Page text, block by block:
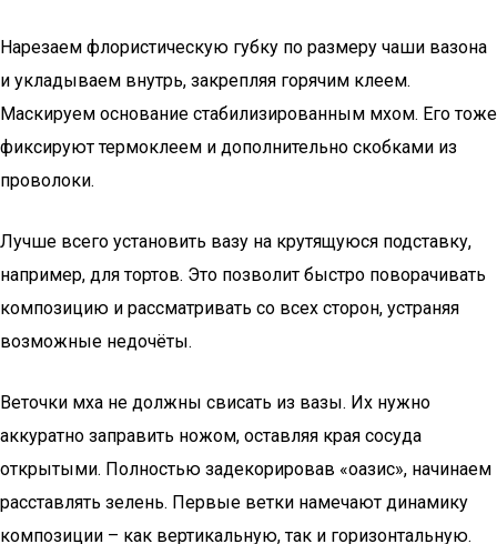
Нарезаем флористическую губку по размеру чаши вазона
и укладываем внутрь, закрепляя горячим клеем.
Маскируем основание стабилизированным мхом. Его тоже
фиксируют термоклеем и дополнительно скобками из
проволоки.
Лучше всего установить вазу на крутящуюся подставку,
например, для тортов. Это позволит быстро поворачивать
композицию и рассматривать со всех сторон, устраняя
возможные недочёты.
Веточки мха не должны свисать из вазы. Их нужно
аккуратно заправить ножом, оставляя края сосуда
открытыми. Полностью задекорировав «оазис», начинаем
расставлять зелень. Первые ветки намечают динамику
композиции – как вертикальную, так и горизонтальную.